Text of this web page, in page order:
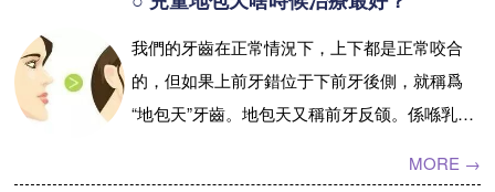
我們的牙齒在正常情況下，上下都是正常咬合
的，但如果上前牙錯位于下前牙後側，就稱爲
“地包天”牙齒。地包天又稱前牙反颌。係喺乳牙
形。地包天就是下颌牙齒往前伸，下颌...【詳
MORE →